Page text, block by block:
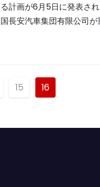
る計画が6月5日に発表さ
国長安汽車集団有限公司
15 16